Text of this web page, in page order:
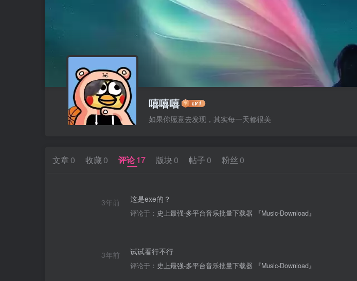
嘻嘻嘻
如果你愿意去发现，其实每一天都很美
文章 0 收藏 0 评论17 版块 0 帖子 0 粉丝 0
3年前 这是exe的？
评论于： 史上最强-多平台音乐批量下载器 『Music-Download』
3年前 试试看行不行
评论于： 史上最强-多平台音乐批量下载器 『Music-Download』